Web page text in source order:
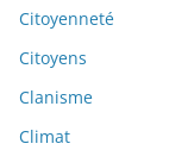
Citoyenneté
Citoyens
Clanisme
Climat